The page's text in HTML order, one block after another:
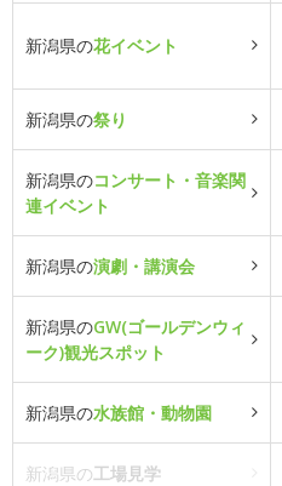
新潟県の花イベント
新潟県の祭り
新潟県のコンサート・音楽関
連イベント
新潟県の演劇・講演会
新潟県のGW(ゴールデンウィ
ーク)観光スポット
新潟県の水族館・動物園
新潟県の工場見学